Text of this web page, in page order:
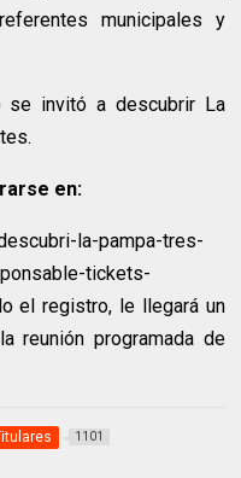
municipales y
se invitó a descubrir La
en:
la-pampa-tres-
tickets-
el registro, le llegará un
reunión programada de
1101